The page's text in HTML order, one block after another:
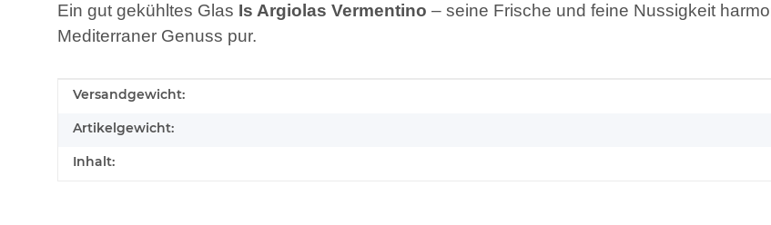
Ein gut gekühltes Glas Is Argiolas Vermentino – seine Frische und feine Nussigkeit
Mediterraner Genuss pur.
Produkteigenschaft
Wert
Versandgewicht:
Artikelgewicht:
Inhalt: